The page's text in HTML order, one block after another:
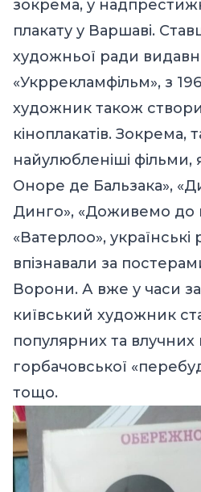
зокрема, у
плакату у Варшаві.
художньої ради
«Укррекламфільм», з
художник також
кіноплакатів. Зокрема,
найулюбленіші фільми,
Оноре де Бальзака»,
Динго», «Доживемо до
«Ватерлоо», українські
впізнавали за
Ворони. А вже у часи
київський художник
популярних та влучних
горбачовської
тощо.